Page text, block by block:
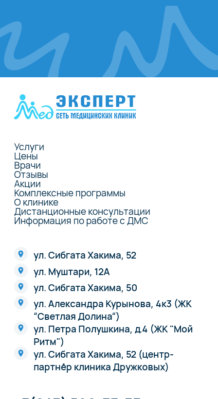
Услуги
Цены
Врачи
Отзывы
Акции
Комплексные программы
О клинике
Дистанционные консультации
Информация по работе с ДМС
ул. Сибгата Хакима, 52
ул. Муштари, 12А
ул. Сибгата Хакима, 50
ул. Александра Курынова, 4к3 (ЖК
“Светлая Долина“)
ул. Петра Полушкина, д.4 (ЖК "Мой
Ритм")
ул. Сибгата Хакима, 52 (центр-
партнёр клиника Дружковых)